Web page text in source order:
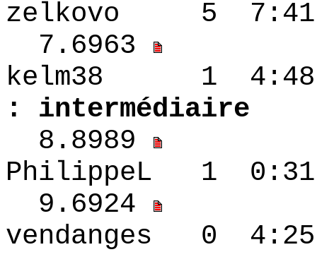
zelkovo 5
7.6963
kelm38 1
: intermédiaire
8.8989
PhilippeL 1
9.6924
vendanges 0